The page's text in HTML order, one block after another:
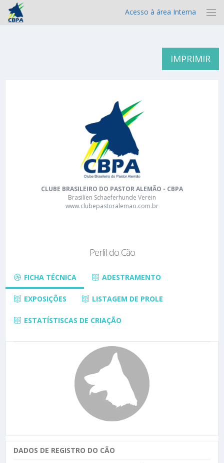
Acesso à área Interna
IMPRIMIR
CLUBE BRASILEIRO DO PASTOR ALEMÃO - CBPA
Brasilien Schaeferhunde Verein
www.clubepastoralemao.com.br
Perfil do Cão
FICHA TÉCNICA ADESTRAMENTO
EXPOSIÇÕES LISTAGEM DE PROLE
ESTATÍSTISCAS DE CRIAÇÃO
DADOS DE REGISTRO DO CÃO